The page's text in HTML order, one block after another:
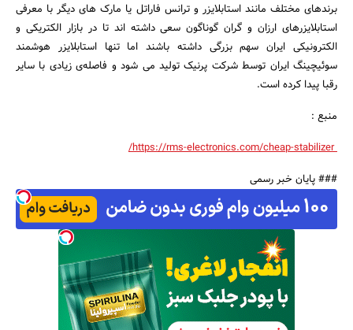
برندهای مختلف مانند استابلایزر و ترانس فاراتل یا مارک های دیگر با معرفی
استابلایزرهای ارزان و گران گوناگون سعی داشته اند تا در بازار الکتریکی و
الکترونیکی ایران سهم بزرگی داشته باشند اما تنها استابلایزر هوشمند
سوئیچینگ ایران توسط شرکت پرنیک تولید می شود و فاصله‌ی زیادی با سایر
رقبا پیدا کرده است.
منبع :
https://rms-electronics.com/cheap-stabilizer/
### پایان خبر رسمی